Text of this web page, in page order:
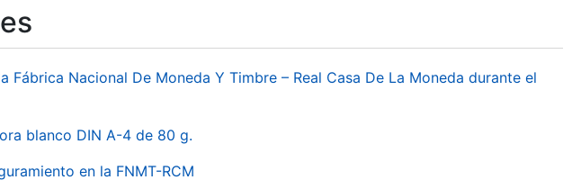
Nacional De Moneda Y Timbre – Real Casa De La Moneda durante el
blanco DIN A-4 de 80 g.
en la FNMT-RCM